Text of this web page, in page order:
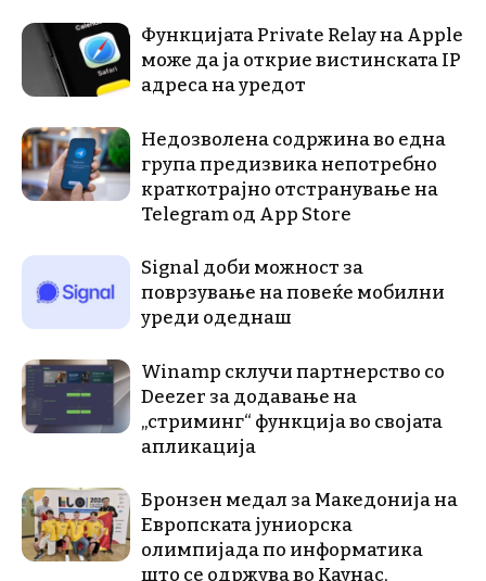
Функцијата Private Relay на Apple
може да ја открие вистинската IP
адреса на уредот
Недозволена содржина во една
група предизвика непотребно
краткотрајно отстранување на
Telegram од App Store
Signal доби можност за
поврзување на повеќе мобилни
уреди одеднаш
Winamp склучи партнерство со
Deezer за додавање на
„стриминг“ функција во својата
апликација
Бронзен медал за Македонија на
Европската јуниорска
олимпијада по информатика
што се одржува во Каунас,